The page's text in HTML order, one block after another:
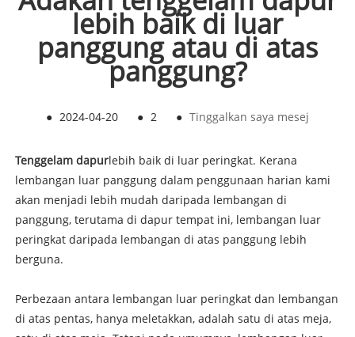
lebih baik di luar
panggung atau di atas
panggung?
● 2024-04-20 ● 2 ● Tinggalkan saya mesej
Tenggelam dapurlebih baik di luar peringkat. Kerana
lembangan luar panggung dalam penggunaan harian kami
akan menjadi lebih mudah daripada lembangan di
panggung, terutama di dapur tempat ini, lembangan luar
peringkat daripada lembangan di atas panggung lebih
berguna.
Perbezaan antara lembangan luar peringkat dan lembangan
di atas pentas, hanya meletakkan, adalah satu di atas meja,